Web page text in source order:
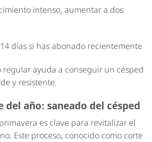
intenso, aumentar a dos
días si has abonado recientemente
ayuda a conseguir un césped
y resistente.
año: saneado del césped
es clave para revitalizar el
Este proceso, conocido como corte